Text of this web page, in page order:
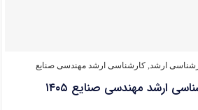
ارشد, کارشناسی ارشد مهندسی صنایع
ارشد مهندسی صنایع ۱۴۰۵